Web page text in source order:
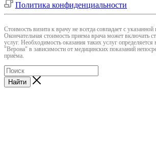
Политика конфиденциальности
Cтоимость визита к врачу не всегда совпадает с
Окончательная стоимость приема врача может включать
услуг. Необходимость оказания таких услуг
"Верона" в зависимости от медицинских показаний
приёма.
Найти